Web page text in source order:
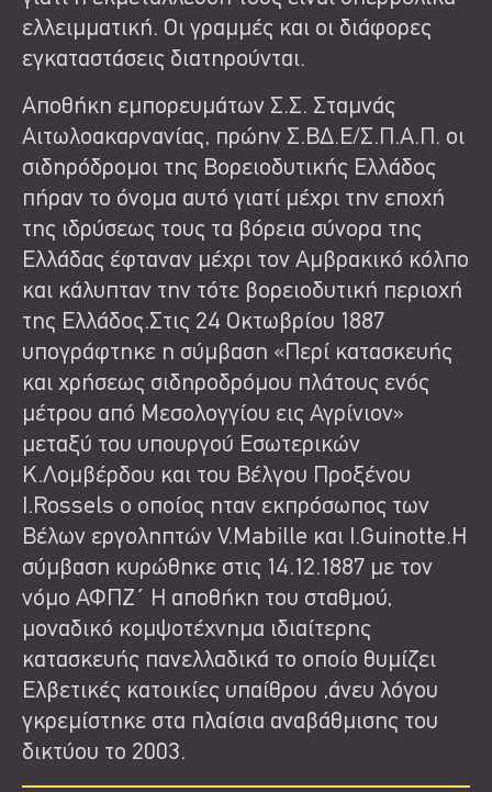
ελλειμματική. Οι γραμμές και οι διάφορες
εγκαταστάσεις διατηρούνται.
Αποθήκη εμπορευμάτων Σ.Σ. Σταμνάς
Αιτωλοακαρνανίας, πρώην Σ.ΒΔ.Ε/Σ.Π.Α.Π. οι
σιδηρόδρομοι της Βορειοδυτικής Ελλάδος
πήραν το όνομα αυτό γιατί μέχρι την εποχή
της ιδρύσεως τους τα βόρεια σύνορα της
Ελλάδας έφταναν μέχρι τον Αμβρακικό κόλπο
και κάλυπταν την τότε βορειοδυτική περιοχή
της Ελλάδος.Στις 24 Οκτωβρίου 1887
υπογράφτηκε η σύμβαση «Περί κατασκευής
και χρήσεως σιδηροδρόμου πλάτους ενός
μέτρου από Μεσολογγίου εις Αγρίνιον»
μεταξύ του υπουργού Εσωτερικών
Κ.Λομβέρδου και του Βέλγου Προξένου
I.Rossels ο οποίος ηταν εκπρόσωπος των
Βέλων εργοληπτών V.Mabille και I.Guinotte.Η
σύμβαση κυρώθηκε στις 14.12.1887 με τον
νόμο ΑΦΠΖ΄ Η αποθήκη του σταθμού,
μοναδικό κομψοτέχνημα ιδιαίτερης
κατασκευής πανελλαδικά το οποίο θυμίζει
Ελβετικές κατοικίες υπαίθρου ,άνευ λόγου
γκρεμίστηκε στα πλαίσια αναβάθμισης του
δικτύου το 2003.